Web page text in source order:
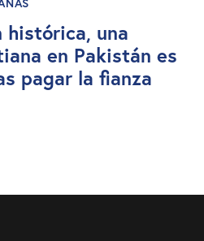
histórica, una
en Pakistán es
pagar la fianza